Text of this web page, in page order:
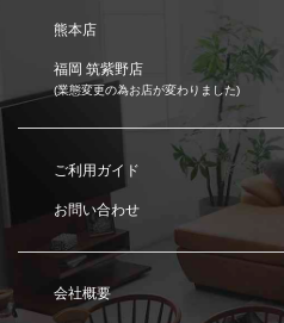
熊本店
福岡 筑紫野店
(業態変更の為お店が変わりました)
ご利用ガイド
お問い合わせ
会社概要